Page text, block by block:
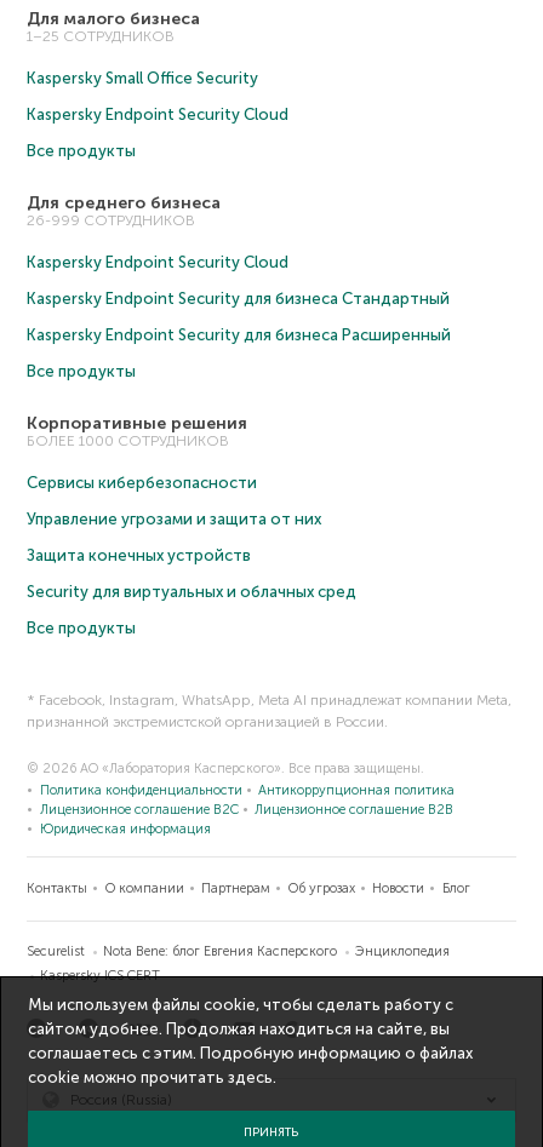
Для малого бизнеса
1–25 СОТРУДНИКОВ
Kaspersky Small Office Security
Kaspersky Endpoint Security Cloud
Все продукты
Для среднего бизнеса
26-999 СОТРУДНИКОВ
Kaspersky Endpoint Security Cloud
Kaspersky Endpoint Security для бизнеса Cтандартный
Kaspersky Endpoint Security для бизнеса Расширенный
Все продукты
Корпоративные решения
БОЛЕЕ 1000 СОТРУДНИКОВ
Сервисы кибербезопасности
Управление угрозами и защита от них
Защита конечных устройств
Security для виртуальных и облачных сред
Все продукты
* Facebook, Instagram, WhatsApp, Meta AI принадлежат компании Meta,
признанной экстремистской организацией в России.
© 2026 АО «Лаборатория Касперского». Все права защищены.
Политика конфиденциальности
Антикоррупционная политика
Лицензионное соглашение B2C
Лицензионное соглашение B2B
Юридическая информация
Контакты О компании Партнерам Об угрозах Новости Блог
Securelist Nota Bene: блог Евгения Касперского
Энциклопедия
Kaspersky ICS CERT
Россия (Russia)
Мы используем файлы cookie, чтобы сделать работу с
сайтом удобнее. Продолжая находиться на сайте, вы
соглашаетесь с этим. Подробную информацию о файлах
cookie можно прочитатьздесь.
ПРИНЯТЬ